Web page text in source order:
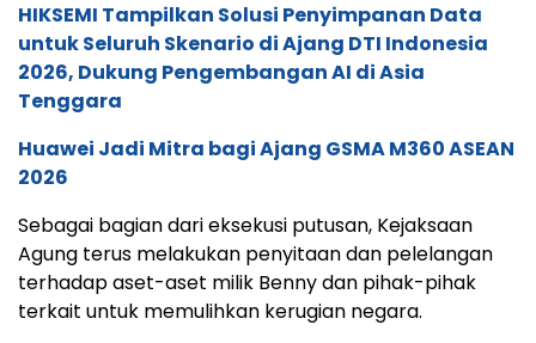
HIKSEMI Tampilkan Solusi Penyimpanan Data
untuk Seluruh Skenario di Ajang DTI Indonesia
2026, Dukung Pengembangan AI di Asia
Tenggara
Huawei Jadi Mitra bagi Ajang GSMA M360 ASEAN
2026
Sebagai bagian dari eksekusi putusan, Kejaksaan
Agung terus melakukan penyitaan dan pelelangan
terhadap aset-aset milik Benny dan pihak-pihak
terkait untuk memulihkan kerugian negara.